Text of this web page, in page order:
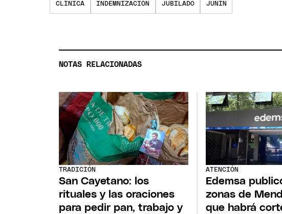
CLÍNICA INDEMNIZACIÓN JUBILADO JUNÍN
NOTAS RELACIONADAS
TRADICIÓN
San Cayetano: los
rituales y las oraciones
para pedir pan, trabajo y
ATENCIÓN
Edemsa
zonas de
que habrá